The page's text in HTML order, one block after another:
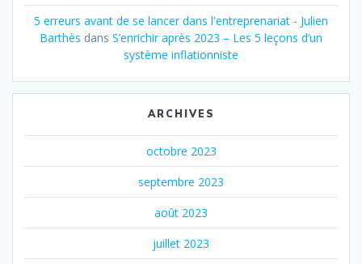
5 erreurs avant de se lancer dans l'entreprenariat - Julien
Barthès dans S’enrichir après 2023 – Les 5 leçons d’un
système inflationniste
ARCHIVES
octobre 2023
septembre 2023
août 2023
juillet 2023